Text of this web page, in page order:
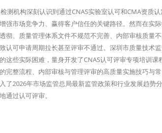
测机构深刻认识到通过CNAS实验室认可和CMA资质
市场竞争力、赢得客户信任的关键路径。然而在实
彻、质量管理体系文件不规范不完善、内部审核质量
认可申请周期拉长甚至评审不通过。深圳市质量技术
些实际困难，量身开发了CNAS认可评审专项培训课
完整流程、内部审核与管理评审的高质量实施技巧与
2026年市场监管总局最新监管政策和行业发展趋势分
过认可评审。